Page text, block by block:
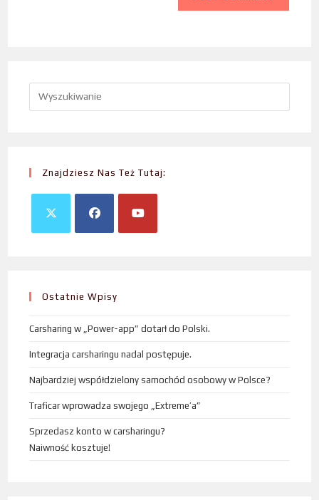
Znajdziesz Nas Też Tutaj:
Ostatnie Wpisy
Carsharing w „Power-app” dotarł do Polski.
Integracja carsharingu nadal postępuje.
Najbardziej współdzielony samochód osobowy w Polsce?
Traficar wprowadza swojego „Extreme’a”
Sprzedasz konto w carsharingu?
Naiwność kosztuje!